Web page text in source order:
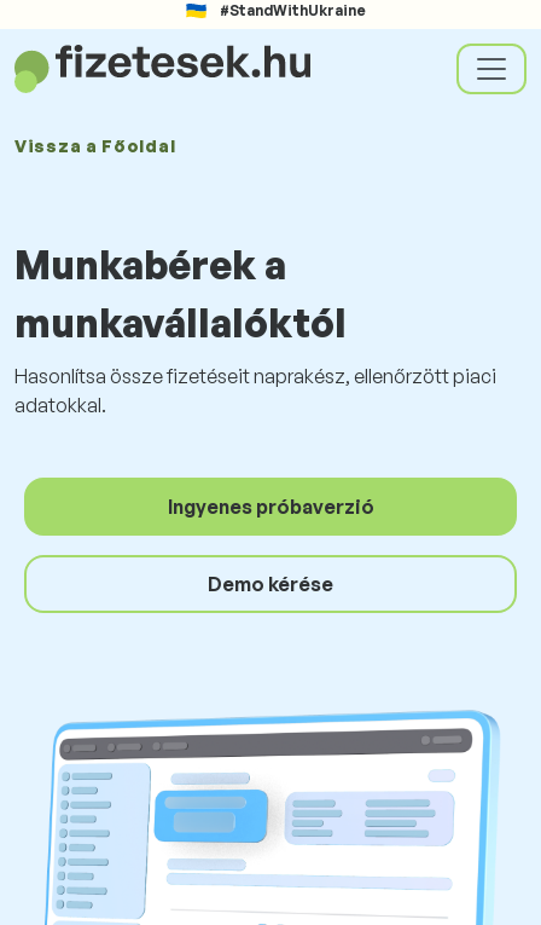
#StandWithUkraine
Vissza a Főoldal
Munkabérek a
munkavállalóktól
Hasonlítsa össze fizetéseit naprakész, ellenőrzött piaci
adatokkal.
Ingyenes próbaverzió
Demo kérése